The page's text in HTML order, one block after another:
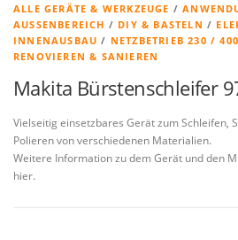
ALLE GERÄTE & WERKZEUGE /
AUSSENBEREICH
/ DIY & BASTELN /
INNENAUSBAU / NETZBETRIEB 230 /
RENOVIEREN & SANIEREN
Makita Bürstenschleifer
Vielseitig einsetzbares Gerät zum Schleifen,
Polieren von verschiedenen Materialien.
Weitere Information zu dem Gerät und den
hier.